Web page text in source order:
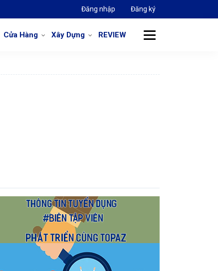
Đăng nhập Đăng ký
Cửa Hàng Xây Dựng REVIEW